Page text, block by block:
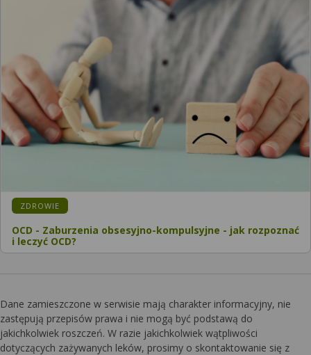
KATEGORIA:
ZDROWIE
OCD - Zaburzenia obsesyjno-kompulsyjne - jak rozpoznać
i leczyć OCD?
Dane zamieszczone w serwisie mają charakter informacyjny, nie
zastępują przepisów prawa i nie mogą być podstawą do
jakichkolwiek roszczeń. W razie jakichkolwiek wątpliwości
dotyczących zażywanych leków, prosimy o skontaktowanie się z